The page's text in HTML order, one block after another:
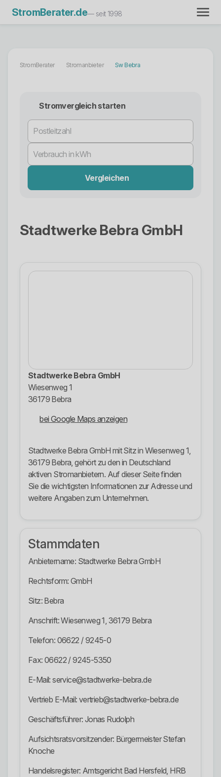
StromBerater.de— seit 1998
StromBerater Stromanbieter Sw Bebra
Stromvergleich starten
Vergleichen
Stadtwerke Bebra GmbH
Stadtwerke Bebra GmbH
Wiesenweg 1
36179 Bebra
bei Google Maps anzeigen
Stadtwerke Bebra GmbH mit Sitz in Wiesenweg 1,
36179 Bebra, gehört zu den in Deutschland
aktiven Stromanbietern. Auf dieser Seite finden
Sie die wichtigsten Informationen zur Adresse und
weitere Angaben zum Unternehmen.
Stammdaten
Anbietername: Stadtwerke Bebra GmbH
Rechtsform: GmbH
Sitz: Bebra
Anschrift: Wiesenweg 1, 36179 Bebra
Telefon: 06622 / 9245-0
Fax: 06622 / 9245-5350
E-Mail: service@stadtwerke-bebra.de
Vertrieb E-Mail: vertrieb@stadtwerke-bebra.de
Geschäftsführer: Jonas Rudolph
Aufsichtsratsvorsitzender: Bürgermeister Stefan
Knoche
Handelsregister: Amtsgericht Bad Hersfeld, HRB